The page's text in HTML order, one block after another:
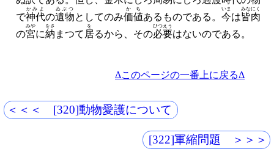
で神代
かみよ
の遺物
ゐぶつ
としてのみ価値
かち
あるものである。 今
いま
は皆
みな
肉
にく
の宮
みや
に納
をさ
まつて 居
を
るから、 その必要
ひつえう
はないのである。
Δこのページの一番上に戻るΔ
＜＜＜ [320]動物愛護について
[322]軍縮問題 ＞＞＞